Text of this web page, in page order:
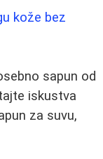
kože bez
sapun od
iskustva
za suvu,